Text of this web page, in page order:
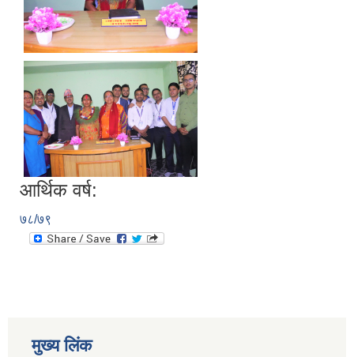
आर्थिक वर्ष:
७८/७९
मुख्य लिंक